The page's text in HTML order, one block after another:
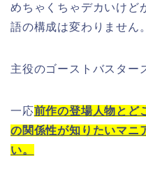
めちゃくちゃデカいけど
語の構成は変わりません。
主役のゴーストバスター
一応前作の登場人物とど
の関係性が知りたいマニ
い。